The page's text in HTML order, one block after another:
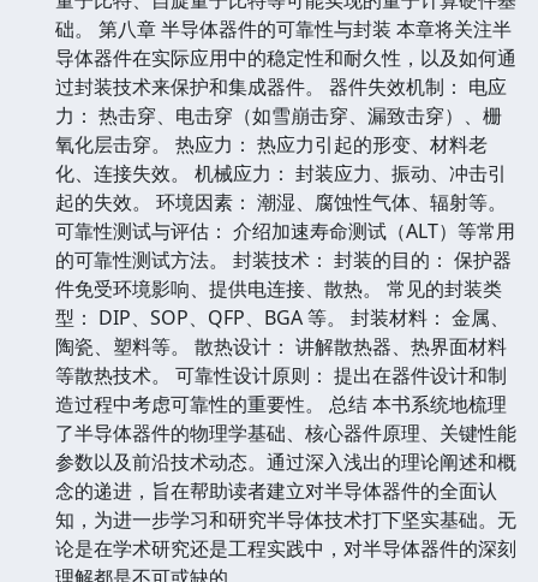
础。 第八章 半导体器件的可靠性与封装 本章将关注半
导体器件在实际应用中的稳定性和耐久性，以及如何通
过封装技术来保护和集成器件。 器件失效机制： 电应
力： 热击穿、电击穿（如雪崩击穿、漏致击穿）、栅
氧化层击穿。 热应力： 热应力引起的形变、材料老
化、连接失效。 机械应力： 封装应力、振动、冲击引
起的失效。 环境因素： 潮湿、腐蚀性气体、辐射等。
可靠性测试与评估： 介绍加速寿命测试（ALT）等常用
的可靠性测试方法。 封装技术： 封装的目的： 保护器
件免受环境影响、提供电连接、散热。 常见的封装类
型： DIP、SOP、QFP、BGA 等。 封装材料： 金属、
陶瓷、塑料等。 散热设计： 讲解散热器、热界面材料
等散热技术。 可靠性设计原则： 提出在器件设计和制
造过程中考虑可靠性的重要性。 总结 本书系统地梳理
了半导体器件的物理学基础、核心器件原理、关键性能
参数以及前沿技术动态。通过深入浅出的理论阐述和概
念的递进，旨在帮助读者建立对半导体器件的全面认
知，为进一步学习和研究半导体技术打下坚实基础。无
论是在学术研究还是工程实践中，对半导体器件的深刻